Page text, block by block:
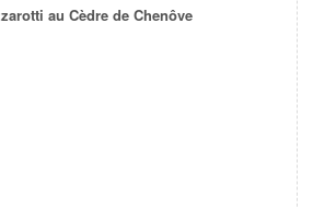
au Cèdre de Chenôve